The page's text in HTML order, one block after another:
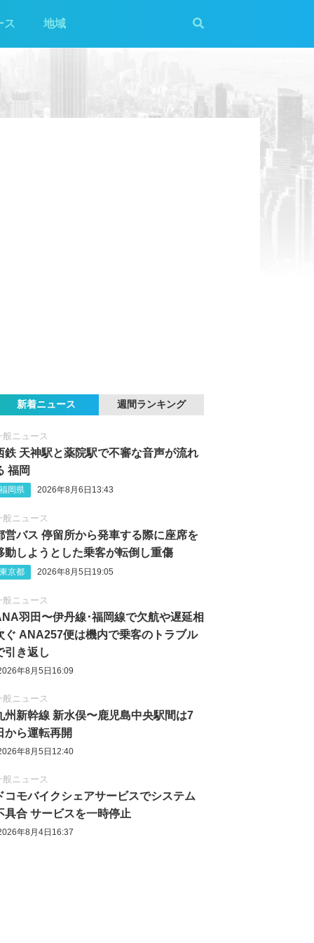
ス 地域
新着ニュース 週間ランキング
般ニュース
鉄 天神駅と薬院駅で不審な音声が流れ
福岡
福岡県 2026年8月6日13:43
般ニュース
営バス 停留所から発車する際に座席を
動しようとした乗客が転倒し重傷
東京都 2026年8月5日19:05
般ニュース
羽田〜伊丹線･福岡線で欠航や遅延相
ぐ ANA257便は機内で乗客のトラブル
引き返し
年8月5日16:09
般ニュース
州新幹線 新水俣〜鹿児島中央駅間は7
から運転再開
年8月5日12:40
般ニュース
コモバイクシェアサービスでシステム
具合 サービスを一時停止
年8月4日16:37